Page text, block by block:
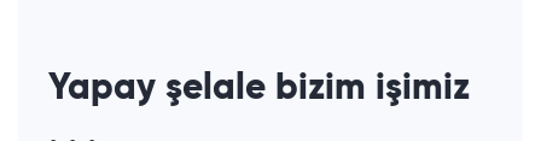
Yapay şelale bizim işimiz